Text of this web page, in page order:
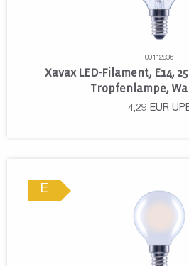
00112836
Xavax LED-Filament, E14,
Tropfenlampe,
4,29 EUR
E